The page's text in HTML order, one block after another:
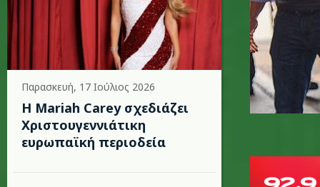
Παρασκευή, 17 Ιούλιος 2026
Η Mariah Carey σχεδιάζει
Χριστουγεννιάτικη
ευρωπαϊκή περιοδεία